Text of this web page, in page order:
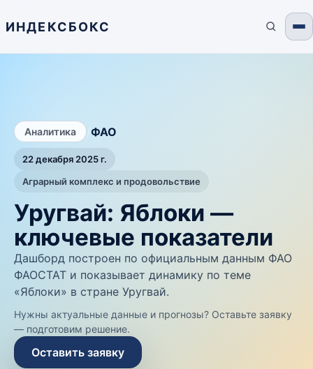
ИНДЕКСБОКС
Аналитика ФАО
22 декабря 2025 г.
Аграрный комплекс и продовольствие
Уругвай: Яблоки —
ключевые показатели
Дашборд построен по официальным данным ФАО
ФАОСТАТ и показывает динамику по теме
«Яблоки» в стране Уругвай.
Нужны актуальные данные и прогнозы? Оставьте заявку
— подготовим решение.
Оставить заявку